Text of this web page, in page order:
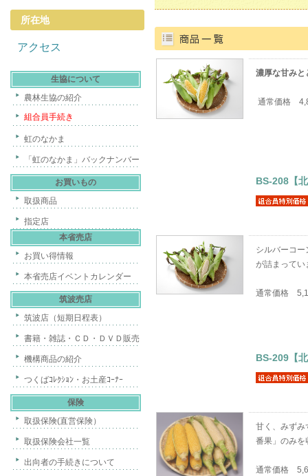
所在地
アクセス
生協について
農林生協の紹介
組合員手続き
虹のなかま
「虹のなかま」バックナンバー
お買いもの
取扱商品
指定店
本省売店
お買い得情報
本省売店イベントカレンダー
筑波売店
筑波店（短期日程表）
書籍・雑誌・ＣＤ・ＤＶＤ販売
機構商品の紹介
つくばｺﾚｸｼｮﾝ・お土産ｺｰﾅｰ
保険
取扱保険(直営保険）
取扱保険会社一覧
出向者の手続きについて
濃厚な甘みと
通常価格
BS-208【
シルバーコ
が詰まってい
通常価格
BS-209【
甘く、みずみ
番果」のみを
通常価格